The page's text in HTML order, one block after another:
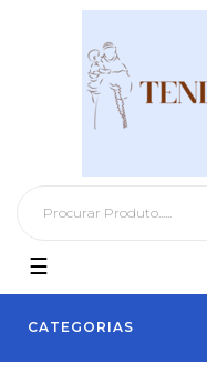
CATEGORIAS
Toggle
navigation
☰